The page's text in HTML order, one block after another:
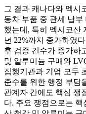
그 결과 캐나다와 멕시
동차 부품 중 관세 납
했는데, 특히 멕시코산
년 22%까지 증가하였
후 검증 건수가 증가하
및 알루미늄 구매와
집행기관과 기업 모두
준수를 위한 행정 부담
관계자 간에도 핵심 쟁
다. 주요 쟁점으로는 핵